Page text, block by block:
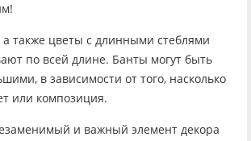
также цветы с длинными стеблями
по всей длине. Банты могут быть
в зависимости от того, насколько
или композиция.
и важный элемент декора